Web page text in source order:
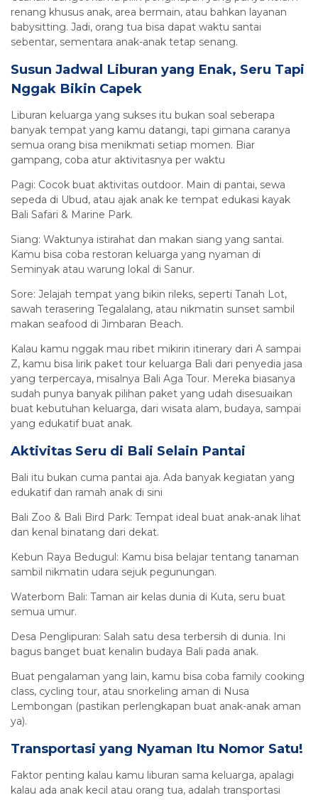
renang khusus anak, area bermain, atau bahkan layanan
babysitting. Jadi, orang tua bisa dapat waktu santai
sebentar, sementara anak-anak tetap senang.
Susun Jadwal Liburan yang Enak, Seru Tapi
Nggak Bikin Capek
Liburan keluarga yang sukses itu bukan soal seberapa
banyak tempat yang kamu datangi, tapi gimana caranya
semua orang bisa menikmati setiap momen. Biar
gampang, coba atur aktivitasnya per waktu
Pagi: Cocok buat aktivitas outdoor. Main di pantai, sewa
sepeda di Ubud, atau ajak anak ke tempat edukasi kayak
Bali Safari & Marine Park.
Siang: Waktunya istirahat dan makan siang yang santai.
Kamu bisa coba restoran keluarga yang nyaman di
Seminyak atau warung lokal di Sanur.
Sore: Jelajah tempat yang bikin rileks, seperti Tanah Lot,
sawah terasering Tegalalang, atau nikmatin sunset sambil
makan seafood di Jimbaran Beach.
Kalau kamu nggak mau ribet mikirin itinerary dari A sampai
Z, kamu bisa lirik paket tour keluarga Bali dari penyedia jasa
yang terpercaya, misalnya Bali Aga Tour. Mereka biasanya
sudah punya banyak pilihan paket yang udah disesuaikan
buat kebutuhan keluarga, dari wisata alam, budaya, sampai
yang edukatif buat anak.
Aktivitas Seru di Bali Selain Pantai
Bali itu bukan cuma pantai aja. Ada banyak kegiatan yang
edukatif dan ramah anak di sini
Bali Zoo & Bali Bird Park: Tempat ideal buat anak-anak lihat
dan kenal binatang dari dekat.
Kebun Raya Bedugul: Kamu bisa belajar tentang tanaman
sambil nikmatin udara sejuk pegunungan.
Waterbom Bali: Taman air kelas dunia di Kuta, seru buat
semua umur.
Desa Penglipuran: Salah satu desa terbersih di dunia. Ini
bagus banget buat kenalin budaya Bali pada anak.
Buat pengalaman yang lain, kamu bisa coba family cooking
class, cycling tour, atau snorkeling aman di Nusa
Lembongan (pastikan perlengkapan buat anak-anak aman
ya).
Transportasi yang Nyaman Itu Nomor Satu!
Faktor penting kalau kamu liburan sama keluarga, apalagi
kalau ada anak kecil atau orang tua, adalah transportasi